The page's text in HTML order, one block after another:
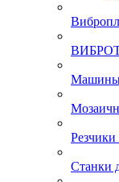
Машины
Резчики
Станки